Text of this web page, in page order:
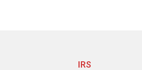
IRS